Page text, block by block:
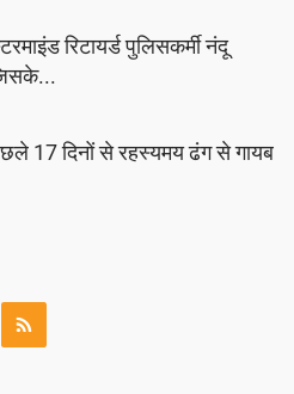
रिटायर्ड पुलिसकर्मी नंदू
17 दिनों से रहस्यमय ढंग से गायब